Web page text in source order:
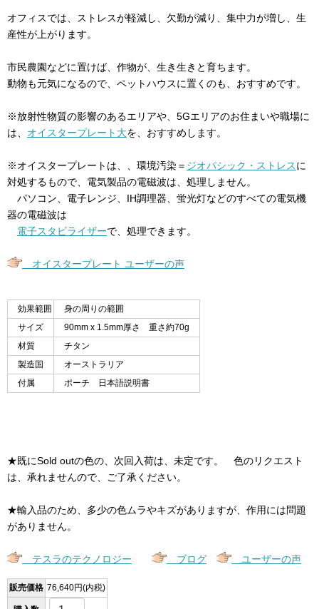
オフィスでは、ストレスが軽減し、欠勤が減り、集中力が増し、生
産性が上がります。
市民農園などに置けば、作物が、生き生きと育ちます。
動物も元気になるので、ペットハウスに置くのも、おすすめです。
※放射性物質の影響のあるエリアや、5Gエリアのお住まいや職場に
は、 オイスタープレート大を、おすすめします。
※オイスタープレートは、、環境汚染＝ ジオパシック・ストレスに
対処するもので、電気製品の電磁波は、処理しません。
パソコン、電子レンジ、IH調理器、蛍光灯などのすべての電気機
器の電磁波は
電子スタビライザーで、処理できます。
オイスタープレート ユーザーの声
効果範囲
身の周りの範囲
サイズ
90mm x 1.5mm厚さ 重さ約70g
材質
チタン
製造国
オーストラリア
付属
ポーチ 日本語説明書
★既にSold outの色の、次回入荷は、未定です。 色のリクエスト
は、承れませんので、ご了承ください。
★輸入品のため、多少の色ムラやキズがありますが、作用には問題
がありません。
テスラのテクノロジー ブログ ユーザーの声
販売価格 76,640円(内税)